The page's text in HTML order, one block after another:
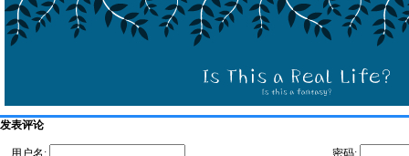
发表评论
用户名:
密码: